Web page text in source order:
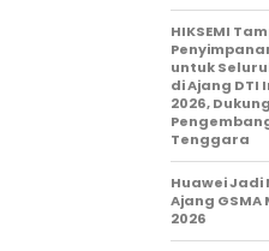
HIKSEMI
untuk
di Ajang DTI
2026, Dukung
Tenggara
Huawei
Ajang GSMA
2026